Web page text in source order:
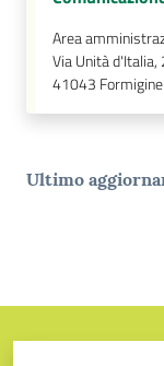
Area
Via Unità d'Italia,
41043 Formigine
Ultimo